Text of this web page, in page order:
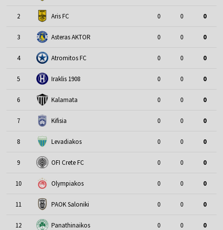
2 Aris FC 0 0 0
3 Asteras AKTOR 0 0 0
4 Atromitos FC 0 0 0
5 Iraklis 1908 0 0 0
6 Kalamata 0 0 0
7 Kifisia 0 0 0
8 Levadiakos 0 0 0
9 OFI Crete FC 0 0 0
10 Olympiakos 0 0 0
11 PAOK Saloniki 0 0 0
12 Panathinaikos 0 0 0